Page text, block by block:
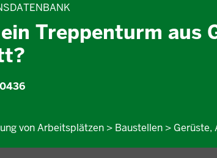
Treppenturm aus
von Arbeitsplätzen > Baustellen > Gerüste,